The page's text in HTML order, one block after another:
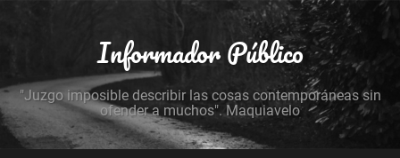
Informador Público
"Juzgo imposible describir las cosas contemporáneas sin
ofender a muchos". Maquiavelo